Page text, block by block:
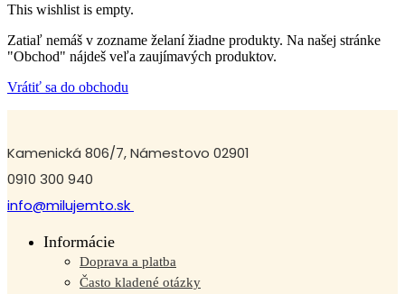
This wishlist is empty.
Zatiaľ nemáš v zozname želaní žiadne produkty. Na našej stránke
"Obchod" nájdeš veľa zaujímavých produktov.
Vrátiť sa do obchodu
Kamenická 806/7, Námestovo 02901
0910 300 940
info@milujemto.sk
Informácie
Doprava a platba
Často kladené otázky